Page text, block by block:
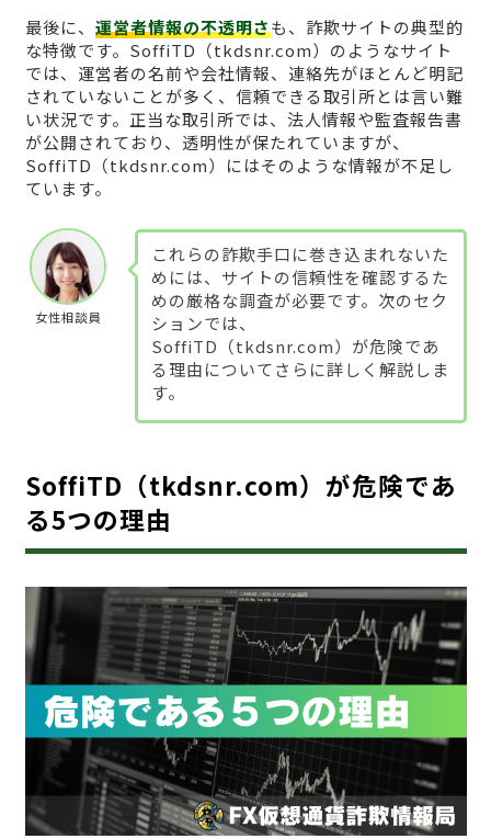
最後に、 運営者情報の不透明さも、詐欺サイトの典型的
な特徴です。SoffiTD（tkdsnr.com）のようなサイト
では、運営者の名前や会社情報、連絡先がほとんど明記
されていないことが多く、信頼できる取引所とは言い難
い状況です。正当な取引所では、法人情報や監査報告書
が公開されており、透明性が保たれていますが、
SoffiTD（tkdsnr.com）にはそのような情報が不足し
ています。
女性相談員
これらの詐欺手口に巻き込まれないた
めには、サイトの信頼性を確認するた
めの厳格な調査が必要です。次のセク
ションでは、
SoffiTD（tkdsnr.com）が危険であ
る理由についてさらに詳しく解説しま
す。
SoffiTD（tkdsnr.com）が危険であ
る5つの理由